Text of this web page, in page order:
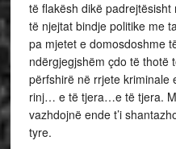
të flakësh dikë
të njejtat bindje politike me
pa mjetet e domosdoshme
ndërgjegjshëm çdo të thotë
përfshirë në rrjete kriminale
rinj… e të tjera…e të tjera.
vazhdojnë ende t’i
tyre.